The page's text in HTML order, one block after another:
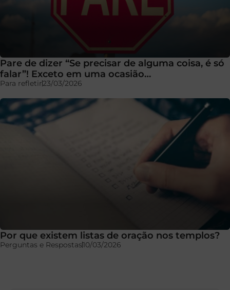
Pare de dizer “Se precisar de alguma coisa, é só
falar”! Exceto em uma ocasião…
Para refletir23/03/2026
Por que existem listas de oração nos templos?
Perguntas e Respostas10/03/2026